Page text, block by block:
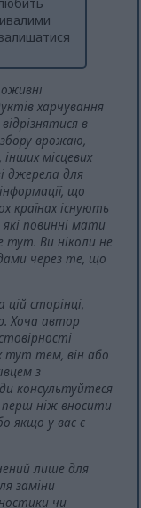
харчування
в
збору врожаю,
місцевих
джерела для
що
країнах існують
які повинні мати
Ви ніколи не
через те, що
сторінці,
Хоча автор
тут тем, він або
з
консультуйтеся
перш ніж вносити
якщо у вас є
лише для
заміни
чи